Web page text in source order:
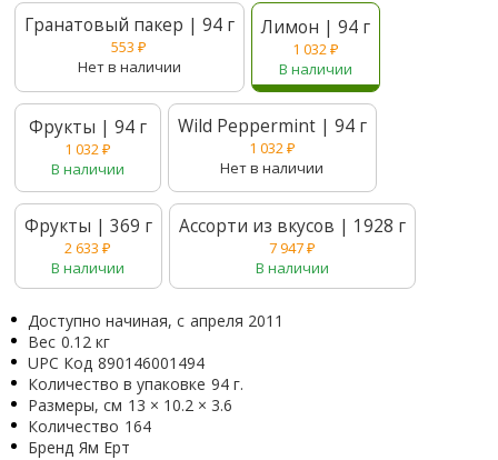
Гранатовый пакер | 94 г
553₽
Нет в наличии
Лимон | 94 г
1 032 ₽
В наличии
Фрукты | 94 г
1 032₽
В наличии
Wild Peppermint | 94 г
1 032 ₽
Нет в наличии
Фрукты | 369 г
2 633₽
В наличии
Ассорти из вкусов | 1928 г
7 947₽
В наличии
Доступно начиная, с апреля 2011
Вес 0.12 кг
UPC Код 890146001494
Количество в упаковке 94 г.
Размеры, см 13 × 10.2 × 3.6
Количество 164
Бренд Ям Ерт